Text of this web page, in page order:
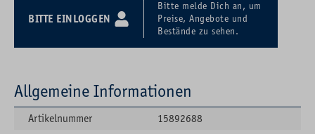
BITTE EINLOGGEN
Bitte melde Dich an, um
Preise, Angebote und
Bestände zu sehen.
Allgemeine Informationen
Artikelnummer
15892688